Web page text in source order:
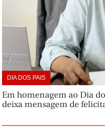
DIA DOS PAIS
Em homenagem ao Dia
deixa mensagem de